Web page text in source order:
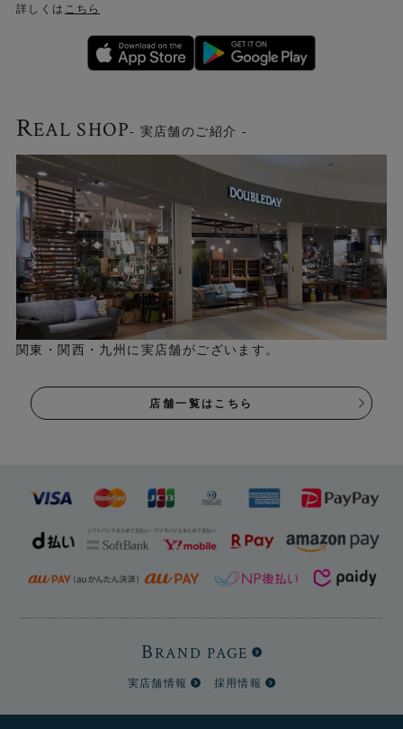
詳しくは こちら
REAL SHOP- 実店舗のご紹介 -
関東・関西・九州に実店舗がございます。
店舗一覧はこちら
BRAND PAGE
実店舗情報 採用情報